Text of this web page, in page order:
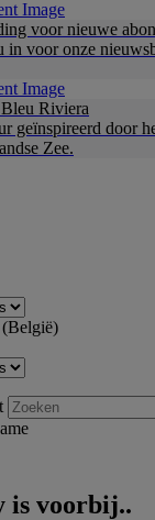
voor nieuwe
in voor onze
Riviera
geïnspireerd door
Zee.
is voorbij..